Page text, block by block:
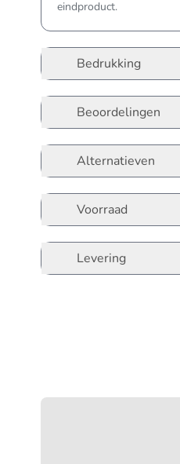
eindproduct.
Bedrukking
Beoordelingen
Alternatieven
Voorraad
Levering